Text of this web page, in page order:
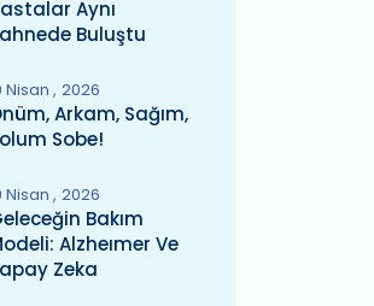
Aynı
Buluştu
Nisan 2026
Arkam, Sağım,
Sobe!
Nisan 2026
Bakım
Alzheımer Ve
Zeka